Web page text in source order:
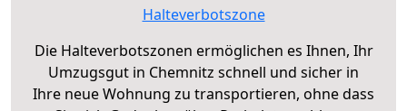
Halteverbotszone
Die Halteverbotszonen ermöglichen es Ihnen, Ihr
Umzugsgut in Chemnitz schnell und sicher in
Ihre neue Wohnung zu transportieren, ohne dass